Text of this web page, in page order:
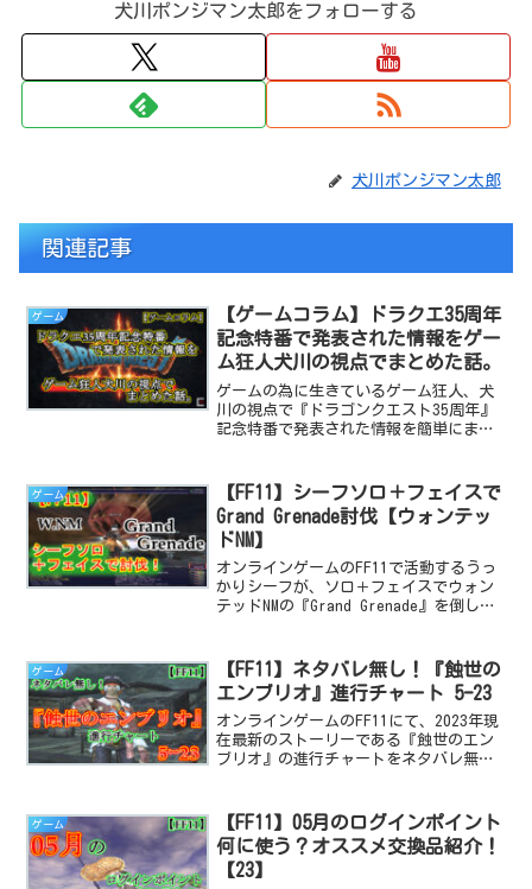
犬川ポンジマン太郎をフォローする
犬川ポンジマン太郎
関連記事
ゲーム
【ゲームコラム】ドラクエ35周年
記念特番で発表された情報をゲー
ム狂人犬川の視点でまとめた話。
ゲームの為に生きているゲーム狂人、犬
川の視点で『ドラゴンクエスト35周年』
記念特番で発表された情報を簡単にまと
ゲーム
【FF11】シーフソロ＋フェイスで
Grand Grenade討伐【ウォンテッ
ドNM】
オンラインゲームのFF11で活動するうっ
かりシーフが、ソロ＋フェイスでウォン
テッドNMの『Grand Grenade』を倒し、
ゲーム
【FF11】ネタバレ無し！『蝕世の
エンブリオ』進行チャート 5ｰ23
オンラインゲームのFF11にて、2023年現
在最新のストーリーである『蝕世のエン
ブリオ』の進行チャートをネタバレ無し
ゲーム
【FF11】05月のログインポイント
何に使う？オススメ交換品紹介！
【23】